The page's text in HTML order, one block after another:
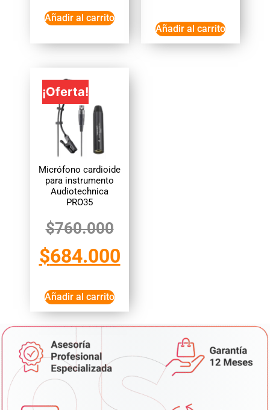
Añadir al carrito
Añadir al carrito
¡Oferta!
Micrófono cardioide
para instrumento
Audiotechnica
PRO35
$760.000
$684.000
Añadir al carrito